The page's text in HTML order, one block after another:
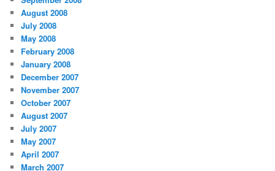
August 2008
July 2008
May 2008
February 2008
January 2008
December 2007
November 2007
October 2007
August 2007
July 2007
May 2007
April 2007
March 2007